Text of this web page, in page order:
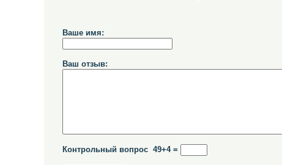
Ваше имя:
Ваш отзыв:
Контрольный вопрос 49+4 =